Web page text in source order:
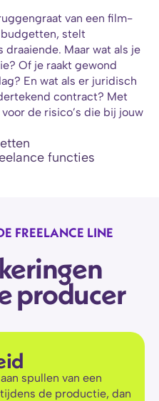
van een film-
stelt
Maar wat als je
Of je raakt gewond
En wat als er juridisch
contract? Met
de risico’s die bij jouw
functies
FREELANCE LINE
producer
spullen van een
de productie, dan